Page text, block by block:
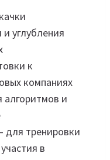
углубления
к
компаниях
и
тренировки
в